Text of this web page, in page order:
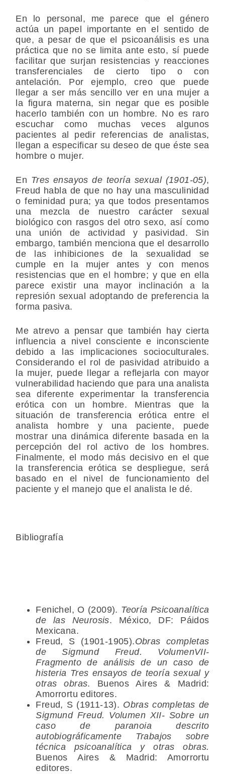
En lo personal, me parece que el género
actúa un papel importante en el sentido de
que, a pesar de que el psicoanálisis es una
práctica que no se limita ante esto, sí puede
facilitar que surjan resistencias y reacciones
transferenciales de cierto tipo o con
antelación. Por ejemplo, creo que puede
llegar a ser más sencillo ver en una mujer a
la figura materna, sin negar que es posible
hacerlo también con un hombre. No es raro
escuchar como muchas veces algunos
pacientes al pedir referencias de analistas,
llegan a especificar su deseo de que éste sea
hombre o mujer.
En Tres ensayos de teoría sexual (1901-05),
Freud habla de que no hay una masculinidad
o feminidad pura; ya que todos presentamos
una mezcla de nuestro carácter sexual
biológico con rasgos del otro sexo, así como
una unión de actividad y pasividad. Sin
embargo, también menciona que el desarrollo
de las inhibiciones de la sexualidad se
cumple en la mujer antes y con menos
resistencias que en el hombre; y que en ella
parece existir una mayor inclinación a la
represión sexual adoptando de preferencia la
forma pasiva.
Me atrevo a pensar que también hay cierta
influencia a nivel consciente e inconsciente
debido a las implicaciones socioculturales.
Considerando el rol de pasividad atribuido a
la mujer, puede llegar a reflejarla con mayor
vulnerabilidad haciendo que para una analista
sea diferente experimentar la transferencia
erótica con un hombre. Mientras que la
situación de transferencia erótica entre el
analista hombre y una paciente, puede
mostrar una dinámica diferente basada en la
percepción del rol activo de los hombres.
Finalmente, el modo más decisivo en el que
la transferencia erótica se despliegue, será
basado en el nivel de funcionamiento del
paciente y el manejo que el analista le dé.
Bibliografía
Fenichel, O (2009). Teoría Psicoanalítica
de las Neurosis. México, DF: Páidos
Mexicana.
Freud, S (1901-1905).Obras completas
de Sigmund Freud. VolumenVII-
Fragmento de análisis de un caso de
histeria Tres ensayos de teoría sexual y
otras obras. Buenos Aires & Madrid:
Amorrortu editores.
Freud, S (1911-13). Obras completas de
Sigmund Freud. Volumen XII-Sobre un
caso de paranoia descrito
autobiográficamente Trabajos sobre
técnica psicoanalítica y otras obras.
Buenos Aires & Madrid: Amorrortu
editores.